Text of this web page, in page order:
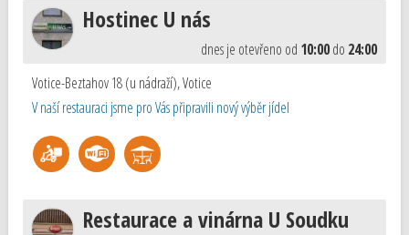
Hostinec U nás
dnes je otevřeno od 10:00do 24:00
Votice-Beztahov 18 (u nádraží),Votice
V naší restauraci jsme pro Vás připravili nový výběr jídel
Restaurace a vinárna U Soudku